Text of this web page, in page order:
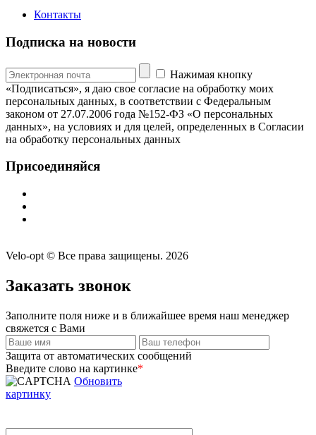
Контакты
Подписка на новости
Нажимая кнопку
«Подписаться», я даю свое согласие на обработку моих
персональных данных, в соответствии с Федеральным
законом от 27.07.2006 года №152-ФЗ «О персональных
данных», на условиях и для целей, определенных в Согласии
на обработку персональных данных
Присоединяйся
Velo-opt © Все права защищены. 2026
Заказать звонок
Заполните поля ниже и в ближайшее время наш менеджер
свяжется с Вами
Защита от автоматических сообщений
Введите слово на картинке*
Обновить
картинку